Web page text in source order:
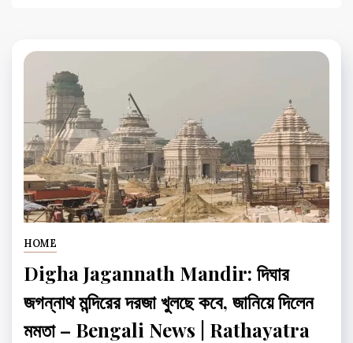
HOME
Digha Jagannath Mandir: দিঘার
জগন্নাথ মন্দিরের দরজা খুলছে কবে, জানিয়ে দিলেন
মমতা – Bengali News | Rathayatra